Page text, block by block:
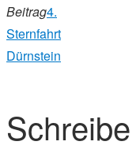
Beitrag4.
Sternfahrt
Dürnstein
Schreibe